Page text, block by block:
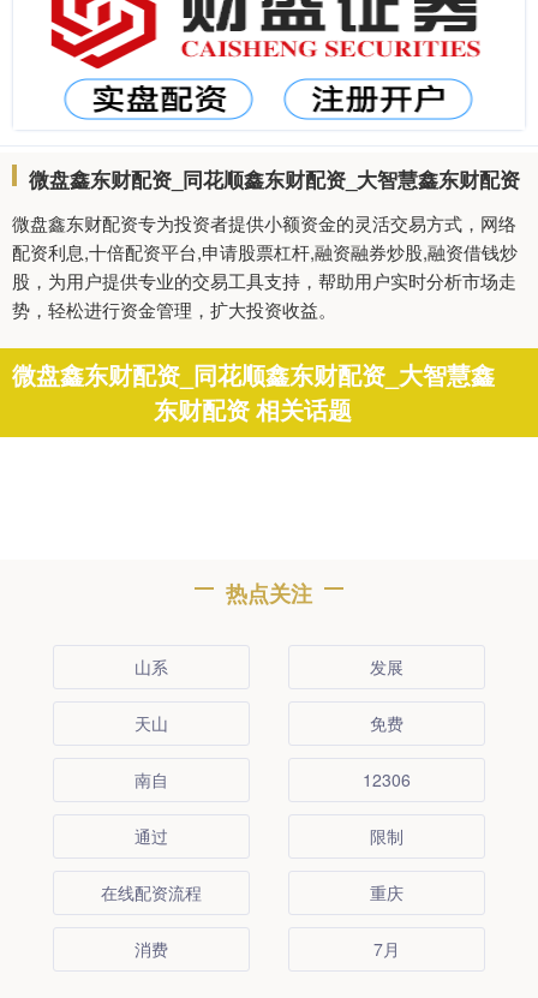
微盘鑫东财配资_同花顺鑫东财配资_大智慧鑫东财配资
微盘鑫东财配资专为投资者提供小额资金的灵活交易方式，网络
配资利息,十倍配资平台,申请股票杠杆,融资融券炒股,融资借钱炒
股，为用户提供专业的交易工具支持，帮助用户实时分析市场走
势，轻松进行资金管理，扩大投资收益。
微盘鑫东财配资_同花顺鑫东财配资_大智慧鑫
东财配资 相关话题
热点关注
山系 发展
天山 免费
南自 12306
通过 限制
在线配资流程 重庆
消费 7月